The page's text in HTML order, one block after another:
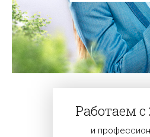
Работаем с
и